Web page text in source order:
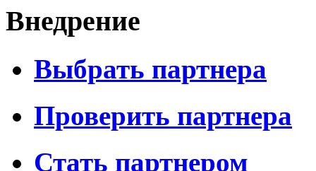
Внедрение
Выбрать партнера
Проверить партнера
Стать партнером